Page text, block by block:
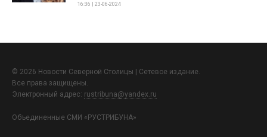
16:36 | 23-06-2024
© 2026 Новости Северной Столицы | Сетевое издание.
Все права защищены.
Электронный адрес: rustribuna@yandex.ru
Объединенные СМИ «РУСТРИБУНА»